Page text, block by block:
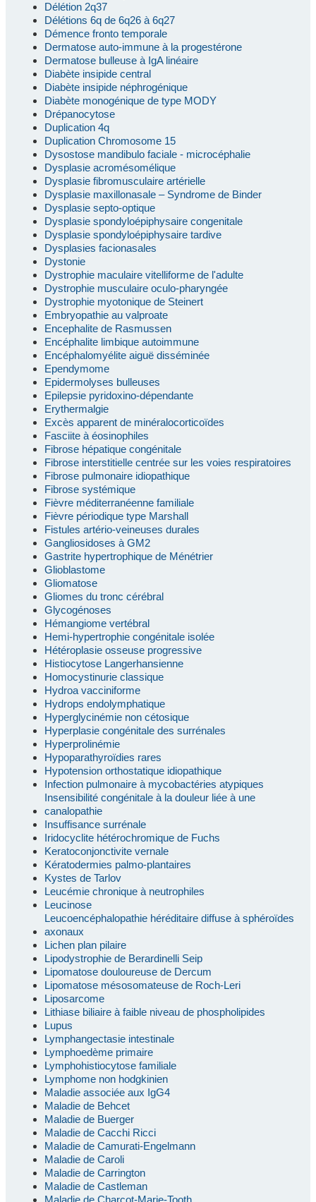
Délétion 2q37
Délétions 6q de 6q26 à 6q27
Démence fronto temporale
Dermatose auto-immune à la progestérone
Dermatose bulleuse à IgA linéaire
Diabète insipide central
Diabète insipide néphrogénique
Diabète monogénique de type MODY
Drépanocytose
Duplication 4q
Duplication Chromosome 15
Dysostose mandibulo faciale - microcéphalie
Dysplasie acromésomélique
Dysplasie fibromusculaire artérielle
Dysplasie maxillonasale – Syndrome de Binder
Dysplasie septo-optique
Dysplasie spondyloépiphysaire congenitale
Dysplasie spondyloépiphysaire tardive
Dysplasies facionasales
Dystonie
Dystrophie maculaire vitelliforme de l'adulte
Dystrophie musculaire oculo-pharyngée
Dystrophie myotonique de Steinert
Embryopathie au valproate
Encephalite de Rasmussen
Encéphalite limbique autoimmune
Encéphalomyélite aiguë disséminée
Ependymome
Epidermolyses bulleuses
Epilepsie pyridoxino-dépendante
Erythermalgie
Excès apparent de minéralocorticoïdes
Fasciite à éosinophiles
Fibrose hépatique congénitale
Fibrose interstitielle centrée sur les voies respiratoires
Fibrose pulmonaire idiopathique
Fibrose systémique
Fièvre méditerranéenne familiale
Fièvre périodique type Marshall
Fistules artério-veineuses durales
Gangliosidoses à GM2
Gastrite hypertrophique de Ménétrier
Glioblastome
Gliomatose
Gliomes du tronc cérébral
Glycogénoses
Hémangiome vertébral
Hemi-hypertrophie congénitale isolée
Hétéroplasie osseuse progressive
Histiocytose Langerhansienne
Homocystinurie classique
Hydroa vacciniforme
Hydrops endolymphatique
Hyperglycinémie non cétosique
Hyperplasie congénitale des surrénales
Hyperprolinémie
Hypoparathyroïdies rares
Hypotension orthostatique idiopathique
Infection pulmonaire à mycobactéries atypiques
Insensibilité congénitale à la douleur liée à une
canalopathie
Insuffisance surrénale
Iridocyclite hétérochromique de Fuchs
Keratoconjonctivite vernale
Kératodermies palmo-plantaires
Kystes de Tarlov
Leucémie chronique à neutrophiles
Leucinose
Leucoencéphalopathie héréditaire diffuse à sphéroïdes
axonaux
Lichen plan pilaire
Lipodystrophie de Berardinelli Seip
Lipomatose douloureuse de Dercum
Lipomatose mésosomateuse de Roch-Leri
Liposarcome
Lithiase biliaire à faible niveau de phospholipides
Lupus
Lymphangectasie intestinale
Lymphoedème primaire
Lymphohistiocytose familiale
Lymphome non hodgkinien
Maladie associée aux IgG4
Maladie de Behcet
Maladie de Buerger
Maladie de Cacchi Ricci
Maladie de Camurati-Engelmann
Maladie de Caroli
Maladie de Carrington
Maladie de Castleman
Maladie de Charcot-Marie-Tooth